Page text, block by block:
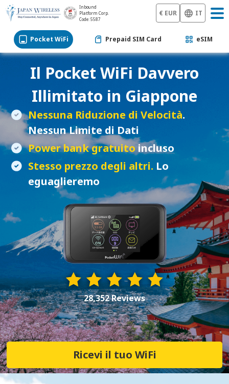
Inbound
Platform Corp.
Code: 5587
€ EUR IT
Pocket WiFi Prepaid SIM Card eSIM
Il Pocket WiFi Davvero
Illimitato in Giappone
Nessuna Riduzione di Velocità.
Nessun Limite di Dati
Power bank gratuitoincluso
Stesso prezzo degli altri. Lo
eguaglieremo
28,352 Reviews
Ricevi il tuo WiFi